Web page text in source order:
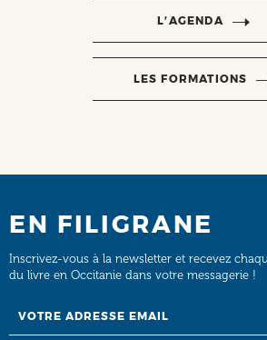
L’AGENDA
LES FORMATIONS
EN FILIGRANE
Inscrivez-vous à la newsletter et recevez
du livre en Occitanie dans votre messagerie !